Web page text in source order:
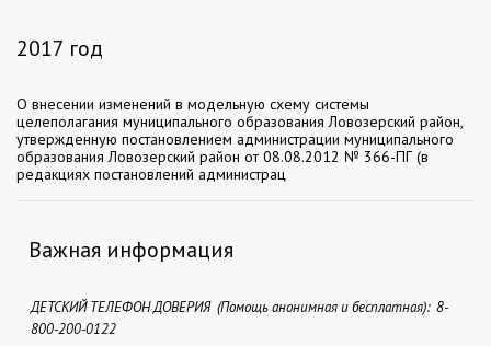
2017 год
О внесении изменений в модельную схему системы
целеполагания муниципального образования Ловозерский район,
утвержденную постановлением администрации муниципального
образования Ловозерский район от 08.08.2012 № 366-ПГ (в
редакциях постановлений администрац
Важная информация
ДЕТСКИЙ ТЕЛЕФОН ДОВЕРИЯ (Помощь анонимная и бесплатная): 8-
800-200-0122